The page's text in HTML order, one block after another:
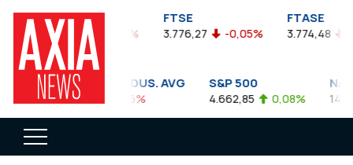
FTSEA
899,47 -0,04%
FTSE
3.776,27 -0,05%
FTASE
3.774,48 -
DOW JONES INDUS. AVG
35.911,81
S&P 500
4.662,85 0,08%